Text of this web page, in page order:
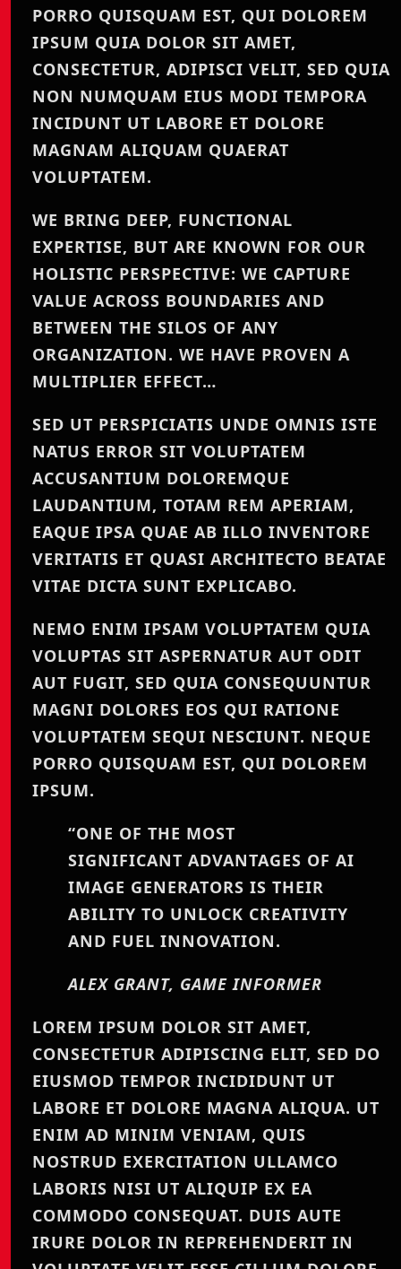
PORRO QUISQUAM EST, QUI DOLOREM
IPSUM QUIA DOLOR SIT AMET,
CONSECTETUR, ADIPISCI VELIT, SED QUIA
NON NUMQUAM EIUS MODI TEMPORA
INCIDUNT UT LABORE ET DOLORE
MAGNAM ALIQUAM QUAERAT
VOLUPTATEM.
WE BRING DEEP, FUNCTIONAL
EXPERTISE, BUT ARE KNOWN FOR OUR
HOLISTIC PERSPECTIVE: WE CAPTURE
VALUE ACROSS BOUNDARIES AND
BETWEEN THE SILOS OF ANY
ORGANIZATION. WE HAVE PROVEN A
MULTIPLIER EFFECT…
SED UT PERSPICIATIS UNDE OMNIS ISTE
NATUS ERROR SIT VOLUPTATEM
ACCUSANTIUM DOLOREMQUE
LAUDANTIUM, TOTAM REM APERIAM,
EAQUE IPSA QUAE AB ILLO INVENTORE
VERITATIS ET QUASI ARCHITECTO BEATAE
VITAE DICTA SUNT EXPLICABO.
NEMO ENIM IPSAM VOLUPTATEM QUIA
VOLUPTAS SIT ASPERNATUR AUT ODIT
AUT FUGIT, SED QUIA CONSEQUUNTUR
MAGNI DOLORES EOS QUI RATIONE
VOLUPTATEM SEQUI NESCIUNT. NEQUE
PORRO QUISQUAM EST, QUI DOLOREM
IPSUM.
“ONE OF THE MOST
SIGNIFICANT ADVANTAGES OF AI
IMAGE GENERATORS IS THEIR
ABILITY TO UNLOCK CREATIVITY
AND FUEL INNOVATION.
ALEX GRANT, GAME INFORMER
LOREM IPSUM DOLOR SIT AMET,
CONSECTETUR ADIPISCING ELIT, SED DO
EIUSMOD TEMPOR INCIDIDUNT UT
LABORE ET DOLORE MAGNA ALIQUA. UT
ENIM AD MINIM VENIAM, QUIS
NOSTRUD EXERCITATION ULLAMCO
LABORIS NISI UT ALIQUIP EX EA
COMMODO CONSEQUAT. DUIS AUTE
IRURE DOLOR IN REPREHENDERIT IN